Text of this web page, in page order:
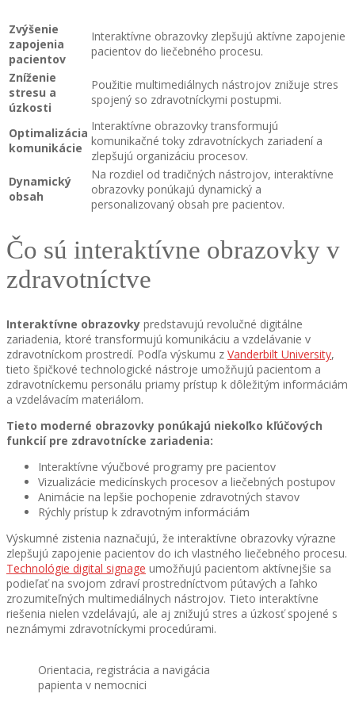
Zvýšenie
zapojenia
pacientov
Interaktívne obrazovky zlepšujú aktívne zapojenie
pacientov do liečebného procesu.
Zníženie
stresu a
úzkosti
Použitie multimediálnych nástrojov znižuje stres
spojený so zdravotníckymi postupmi.
Optimalizácia
komunikácie
Interaktívne obrazovky transformujú
komunikačné toky zdravotníckych zariadení a
zlepšujú organizáciu procesov.
Dynamický
obsah
Na rozdiel od tradičných nástrojov, interaktívne
obrazovky ponúkajú dynamický a
personalizovaný obsah pre pacientov.
Čo sú interaktívne obrazovky v
zdravotníctve
Interaktívne obrazovky predstavujú revolučné digitálne
zariadenia, ktoré transformujú komunikáciu a vzdelávanie v
zdravotníckom prostredí. Podľa výskumu z Vanderbilt University,
tieto špičkové technologické nástroje umožňujú pacientom a
zdravotníckemu personálu priamy prístup k dôležitým informáciám
a vzdelávacím materiálom.
Tieto moderné obrazovky ponúkajú niekoľko kľúčových
funkcií pre zdravotnícke zariadenia:
Interaktívne výučbové programy pre pacientov
Vizualizácie medicínskych procesov a liečebných postupov
Animácie na lepšie pochopenie zdravotných stavov
Rýchly prístup k zdravotným informáciám
Výskumné zistenia naznačujú, že interaktívne obrazovky výrazne
zlepšujú zapojenie pacientov do ich vlastného liečebného procesu.
Technológie digital signage umožňujú pacientom aktívnejšie sa
podieľať na svojom zdraví prostredníctvom pútavých a ľahko
zrozumiteľných multimediálnych nástrojov. Tieto interaktívne
riešenia nielen vzdelávajú, ale aj znižujú stres a úzkosť spojené s
neznámymi zdravotníckymi procedúrami.
Orientacia, registrácia a navigácia
papienta v nemocnici